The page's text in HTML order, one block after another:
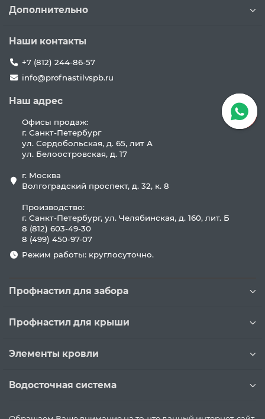
Дополнительно
Наши контакты
+7 (812) 244-86-57
info@profnastilvspb.ru
Наш адрес
Офисы продаж:
г. Санкт-Петербург
ул. Сердобольская, д. 65, лит А
ул. Белоостровская, д. 17
г. Москва
Волгоградский проспект, д. 32, к. 8
Производство:
г. Санкт-Петербург, ул. Челябинская, д. 160, лит. Б
8 (812) 603-49-30
8 (499) 450-97-07
Режим работы: круглосуточно.
Профнастил для забора
Профнастил для крыши
Элементы кровли
Водосточная система